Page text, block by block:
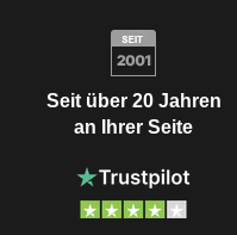
Seit über 20 Jahren
an Ihrer Seite